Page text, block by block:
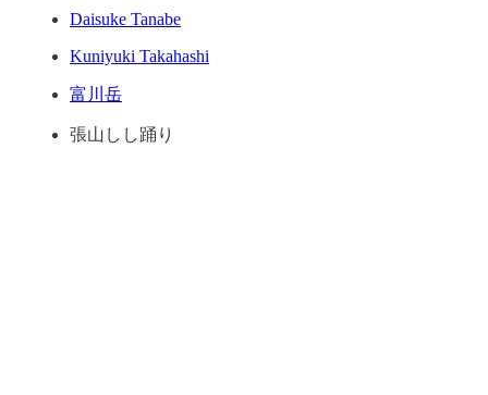
Daisuke Tanabe
Kuniyuki Takahashi
富川岳
張山しし踊り